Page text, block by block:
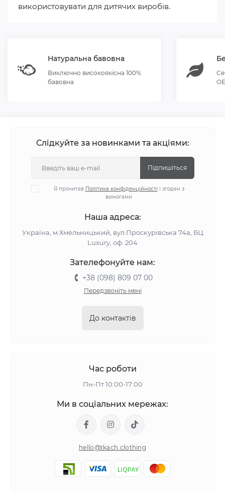
використовувати для дитячих виробів.
Натуральна бавовна
Виключно високоякісна 100%
бавовна
Слідкуйте за новинками та акціями:
Підпишіться
Я прочитав Політика конфіденційності і згоден з
вимогами
Наша адреса:
Україна, м.Хмельницький, вул.Проскурівська 74а, БЦ
Luxury, оф. 204
Зателефонуйте нам:
+38 (098) 809 07 00
Передзвоніть мені
До контактів
Час роботи
Пн-Пт 10:00-17:00
Ми в соціальних мережах:
hello@tkach.clothing